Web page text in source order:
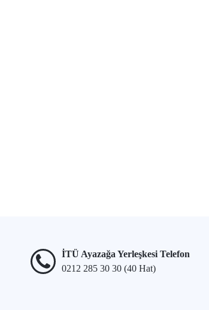
İTÜ Ayazağa Yerleşkesi Telefon
0212 285 30 30 (40 Hat)